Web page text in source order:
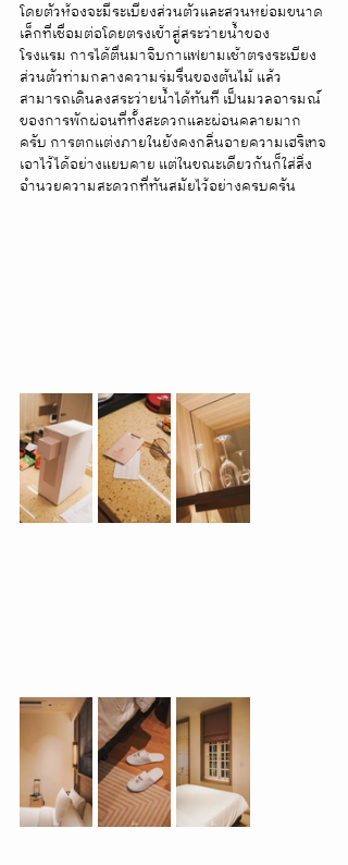
โดยตัวห้องจะมีระเบียงส่วนตัวและสวนหย่อมขนาด
เล็กที่เชื่อมต่อโดยตรงเข้าสู่สระว่ายน้ำของ
โรงแรม การได้ตื่นมาจิบกาแฟยามเช้าตรงระเบียง
ส่วนตัวท่ามกลางความร่มรื่นของต้นไม้ แล้ว
สามารถเดินลงสระว่ายน้ำได้ทันที เป็นมวลอารมณ์
ของการพักผ่อนที่ทั้งสะดวกและผ่อนคลายมาก
ครับ การตกแต่งภายในยังคงกลิ่นอายความเฮริเทจ
เอาไว้ได้อย่างแยบคาย แต่ในขณะเดียวกันก็ใส่สิ่ง
อำนวยความสะดวกที่ทันสมัยไว้อย่างครบครัน